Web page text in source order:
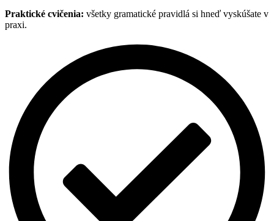
Praktické cvičenia: všetky gramatické pravidlá si hneď vyskúšate v
praxi.